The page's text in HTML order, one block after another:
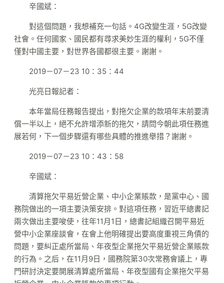
辛國斌：
對這個問題，我想補充一句話。4G改變生涯，5G改變
社會。任何國家、國民都有尋求美妙生涯的權利，5G不僅
僅對中國主要，對世界各國都很主要。謝謝。
2019－07－23 10：35：44
光亮日報記者：
本年當局任務報告提出，對拖欠企業的款項年末前要清
償一半以上，絕不允許增添新的拖欠，請問今朝此項任務進
展若何，下一個步驟還有哪些具體的推進舉措？謝謝。
2019－07－23 10：43：58
辛國斌：
清算拖欠平易近營企業、中小企業賬款，是黨中心、國
務院做出的一項主要決策安排。對這項任務，習近平總書記
兩次做出主要唆使，往年11月1日，總書記組織召開平易近
營中小企業座談會，在會上他明確提出要高度重視三角債的
問題，要糾正處所當局、年夜型企業拖欠平易近營企業賬款
的行為。之后，在11月9日，國務院第30次常務會議上，專
門研討決定要開展清算處所當局、年夜型國有企業拖欠平易